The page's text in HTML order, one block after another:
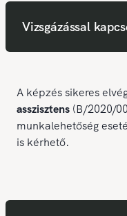
Vizsgázással
A képzés sikeres
asszisztens (B/2020/
munkalehetőség
is kérhető.